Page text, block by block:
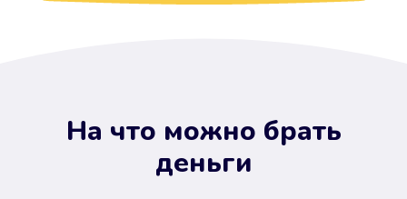
На что можно брать
деньги